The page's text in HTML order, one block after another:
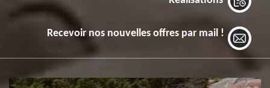
Recevoir nos nouvelles offres par mail !